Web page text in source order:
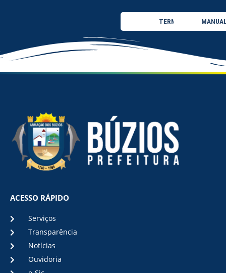
TERMO DE USO
ACESSO RÁPIDO
Serviços
Transparência
Notícias
Ouvidoria